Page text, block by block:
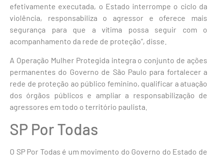
efetivamente executada, o Estado interrompe o ciclo da
violência, responsabiliza o agressor e oferece mais
segurança para que a vítima possa seguir com o
acompanhamento da rede de proteção”, disse.
A Operação Mulher Protegida integra o conjunto de ações
permanentes do Governo de São Paulo para fortalecer a
rede de proteção ao público feminino, qualificar a atuação
dos órgãos públicos e ampliar a responsabilização de
agressores em todo o território paulista.
SP Por Todas
O SP Por Todas é um movimento do Governo do Estado de